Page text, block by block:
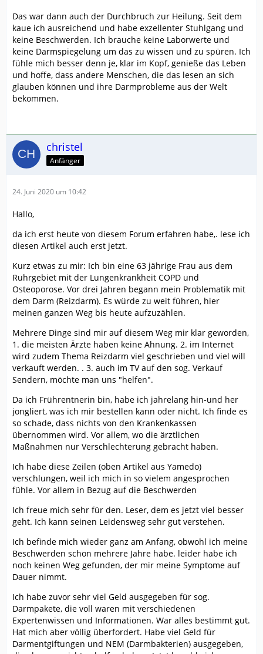
Das war dann auch der Durchbruch zur Heilung. Seit dem
kaue ich ausreichend und habe exzellenter Stuhlgang und
keine Beschwerden. Ich brauche keine Laborwerte und
keine Darmspiegelung um das zu wissen und zu spüren. Ich
fühle mich besser denn je, klar im Kopf, genieße das Leben
und hoffe, dass andere Menschen, die das lesen an sich
glauben können und ihre Darmprobleme aus der Welt
bekommen.
christel
Anfänger
24. Juni 2020 um 10:42
Hallo,
da ich erst heute von diesem Forum erfahren habe,. lese ich
diesen Artikel auch erst jetzt.
Kurz etwas zu mir: Ich bin eine 63 jährige Frau aus dem
Ruhrgebiet mit der Lungenkrankheit COPD und
Osteoporose. Vor drei Jahren begann mein Problematik mit
dem Darm (Reizdarm). Es würde zu weit führen, hier
meinen ganzen Weg bis heute aufzuzählen.
Mehrere Dinge sind mir auf diesem Weg mir klar geworden,
1. die meisten Ärzte haben keine Ahnung. 2. im Internet
wird zudem Thema Reizdarm viel geschrieben und viel will
verkauft werden. . 3. auch im TV auf den sog. Verkauf
Sendern, möchte man uns "helfen".
Da ich Frührentnerin bin, habe ich jahrelang hin-und her
jongliert, was ich mir bestellen kann oder nicht. Ich finde es
so schade, dass nichts von den Krankenkassen
übernommen wird. Vor allem, wo die ärztlichen
Maßnahmen nur Verschlechterung gebracht haben.
Ich habe diese Zeilen (oben Artikel aus Yamedo)
verschlungen, weil ich mich in so vielem angesprochen
fühle. Vor allem in Bezug auf die Beschwerden
Ich freue mich sehr für den. Leser, dem es jetzt viel besser
geht. Ich kann seinen Leidensweg sehr gut verstehen.
Ich befinde mich wieder ganz am Anfang, obwohl ich meine
Beschwerden schon mehrere Jahre habe. leider habe ich
noch keinen Weg gefunden, der mir meine Symptome auf
Dauer nimmt.
Ich habe zuvor sehr viel Geld ausgegeben für sog.
Darmpakete, die voll waren mit verschiedenen
Expertenwissen und Informationen. War alles bestimmt gut.
Hat mich aber völlig überfordert. Habe viel Geld für
Darmentgiftungen und NEM (Darmbakterien) ausgegeben,